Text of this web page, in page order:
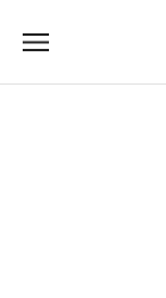
메